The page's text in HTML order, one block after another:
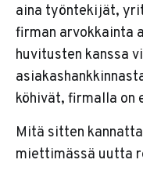
aina työntekijät,
firman arvokkainta
huvitusten kanssa
köhivät, firmalla on
Mitä sitten
miettimässä uutta